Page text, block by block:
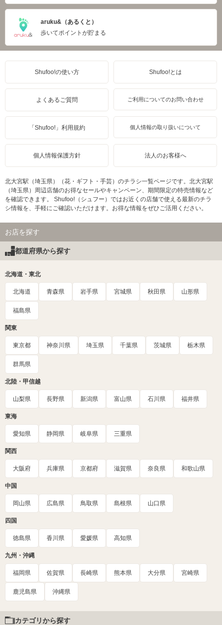
aruku&（あるくと）
歩いてポイントが貯まる
Shufoo!の使い方 Shufoo!とは
よくあるご質問 ご利用についてのお問い合わせ
「Shufoo!」利用規約 個人情報の取り扱いについて
個人情報保護方針 法人のお客様へ
北大宮駅（埼玉県）（花・ギフト・手芸）のチラシ一覧ページです。北大宮駅
（埼玉県）周辺店舗のお得なセールやキャンペーン、期間限定の特売情報など
を確認できます。 Shufoo!（シュフー）ではお近くの店舗で使える最新のチラ
シ情報を、手軽にご確認いただけます。お得な情報をぜひご活用ください。
お店を探す
都道府県から探す
北海道・東北
北海道 青森県 岩手県 宮城県 秋田県 山形県
福島県
関東
東京都 神奈川県 埼玉県 千葉県 茨城県 栃木県
群馬県
北陸・甲信越
山梨県 長野県 新潟県 富山県 石川県 福井県
東海
愛知県 静岡県 岐阜県 三重県
関西
大阪府 兵庫県 京都府 滋賀県 奈良県 和歌山県
中国
岡山県 広島県 鳥取県 島根県 山口県
四国
徳島県 香川県 愛媛県 高知県
九州・沖縄
福岡県 佐賀県 長崎県 熊本県 大分県 宮崎県
鹿児島県 沖縄県
カテゴリから探す